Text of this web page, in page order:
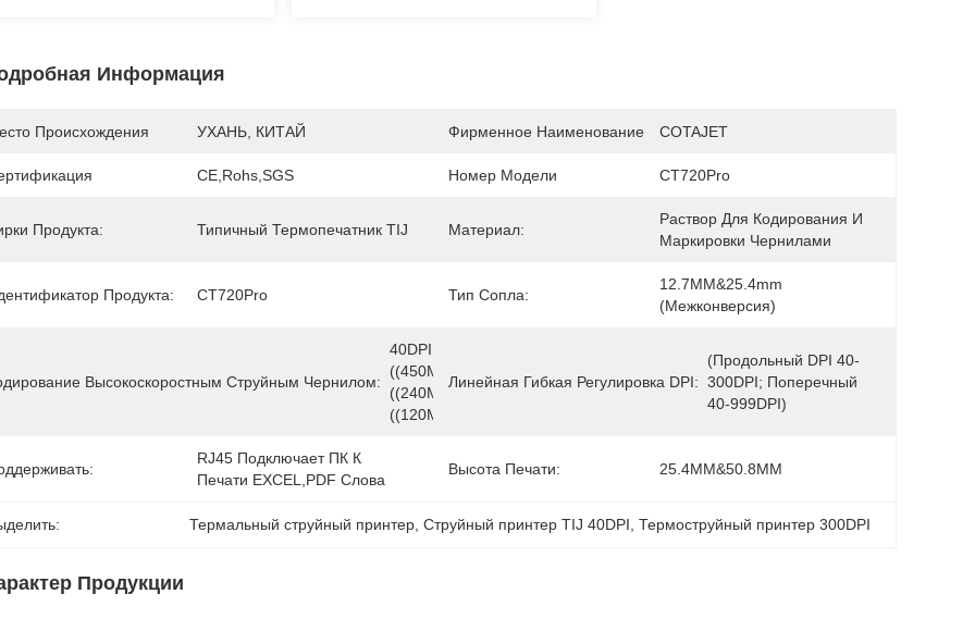
Информация
Происхождения УХАНЬ, КИТАЙ Фирменное Наименование COTAJET
CE,Rohs,SGS Номер Модели CT720Pro
Продукта: Типичный Термопечатник TIJ Материал:
Раствор Для Кодирования И
Маркировки Чернилами
Продукта: CT720Pro Тип Сопла:
12.7MM&25.4mm
(межконверсия)
Высокоскоростным Струйным Чернилом:
40DPI
((450M/min),150DPI
((240M/min).300DPI
((120M/min)
Линейная Гибкая Регулировка DPI:
(продольный DPI 40-
300DPI; Поперечный
40-999DPI)
RJ45 Подключает ПК К
Печати EXCEL,PDF Слова
Высота Печати: 25.4MM&50.8MM
Термальный струйный принтер , Струйный принтер TIJ 40DPI , Термоструйный принтер 300DPI
Продукции